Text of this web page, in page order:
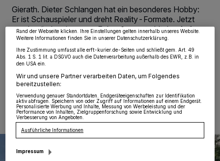
Gierath. Dieter Schlangen hat ein besonderes Hobby:
Er ist Schauspieler und dreht Reality-Formate. Jetzt
wurde wieder eine neue Folge ausgestrahlt. In „Auf
Streife“ durfte Schlangen diesmal sogar eine keine
Hauptrolle übernehmen.
möglicherweise nicht mehr so relevant für Sie. Sie können dieses Menü jederzeit
wieder aufrufen, um Ihre Einstellungen zu ändern oder Ihre Einwilligung zu
widerrufen, indem Sie auf den Link Einstellungen oder Ablehnen am unteren
Rand der Webseite klicken. Ihre Einstellungen gelten innerhalb unseres Website.
Weitere Informationen finden Sie in unserer Datenschutzerklärung.
Ihre Zustimmung umfasst alle erft-kurier.de-Seiten und schließt gem. Art. 49
Abs. 1 S. 1 lit. a DSGVO auch die Datenverarbeitung außerhalb des EWR, z.B. in
den USA ein.
Wir und unsere Partner verarbeiten Daten, um Folgendes
bereitzustellen:
Verwendung genauer Standortdaten. Endgeräteeigenschaften zur Identifikation
aktiv abfragen. Speichern von oder Zugriff auf Informationen auf einem Endgerät.
Personalisierte Werbung und Inhalte, Messung von Werbeleistung und der
Performance von Inhalten, Zielgruppenforschung sowie Entwicklung und
Verbesserung von Angeboten.
Ausführliche Informationen
Impressum